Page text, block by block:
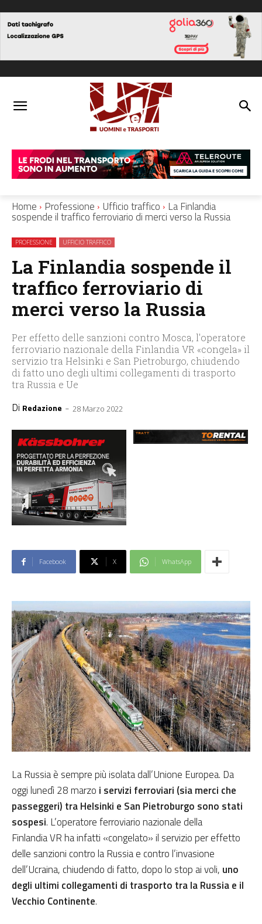
Home Professione Ufficio traffico La Finlandia
sospende il traffico ferroviario di merci verso la Russia
PROFESSIONE UFFICIO TRAFFICO
La Finlandia sospende il
traffico ferroviario di
merci verso la Russia
Per effetto delle sanzioni contro Mosca, l'operatore
ferroviario nazionale della Finlandia VR «congela» il
servizio tra Helsinki e San Pietroburgo, chiudendo
di fatto uno degli ultimi collegamenti di trasporto
tra Russia e Ue
Di Redazione - 28 Marzo 2022
Facebook X WhatsApp
La Russia è sempre più isolata dall’Unione Europea. Da
oggi lunedì 28 marzo i servizi ferroviari (sia merci che
passeggeri) tra Helsinki e San Pietroburgo sono stati
sospesi. L’operatore ferroviario nazionale della
Finlandia VR ha infatti «congelato» il servizio per effetto
delle sanzioni contro la Russia e contro l’invasione
dell’Ucraina, chiudendo di fatto, dopo lo stop ai voli, uno
degli ultimi collegamenti di trasporto tra la Russia e il
Vecchio Continente.